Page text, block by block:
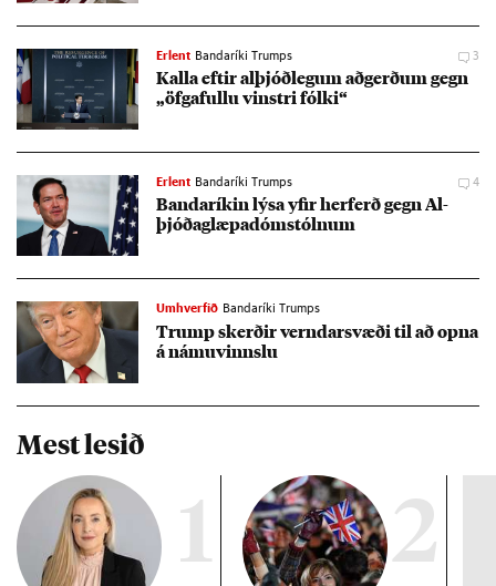
Erlent Bandaríki Trumps 3
Kalla eft­ir al­þjóð­leg­um að­gerð­um gegn
„öfga­fullu vinstri fólki“
Erlent Bandaríki Trumps 4
Banda­rík­in lýsa yf­ir her­ferð gegn Al­
þjóða­glæpa­dóm­stóln­um
Umhverfið Bandaríki Trumps
Trump skerð­ir vernd­ar­svæði til að opna
á námu­vinnslu
Mest lesið
1 2